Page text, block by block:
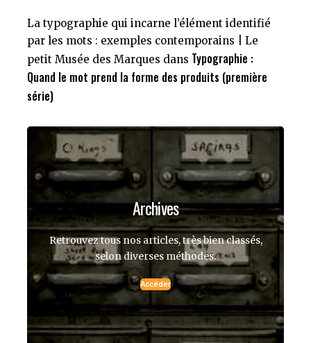
La typographie qui incarne l’élément identifié
par les mots : exemples contemporains | Le
petit Musée des Marques dans Typographie :
Quand le mot prend la forme des produits (première
série)
Archives
Retrouvez tous nos articles, très bien classés,
selon diverses méthodes.
Accéder